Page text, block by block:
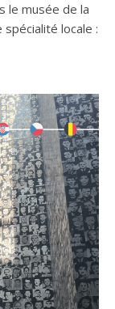
le musée de la
locale :